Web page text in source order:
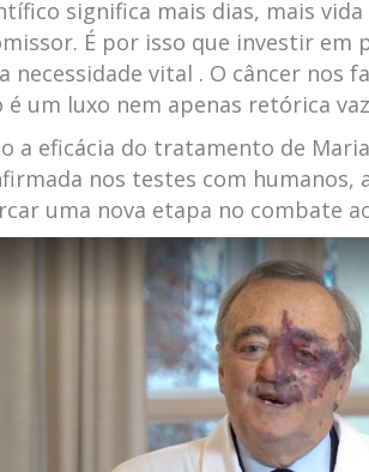
significa mais dias, mais
É por isso que investir em
necessidade vital . O câncer nos
é um luxo nem apenas retórica
a eficácia do tratamento de
nos testes com humanos,
uma nova etapa no combate